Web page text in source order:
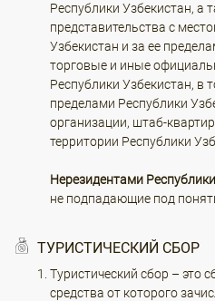
Республики Узбекистан, а
представительства с
Узбекистан и за ее
торговые и иные
Республики Узбекистан, в
пределами Республики
организации, штаб-
территории Республики
Нерезидентами
не подпадающие под
ТУРИСТИЧЕСКИЙ СБОР
Туристический сбор – это
средства от которого